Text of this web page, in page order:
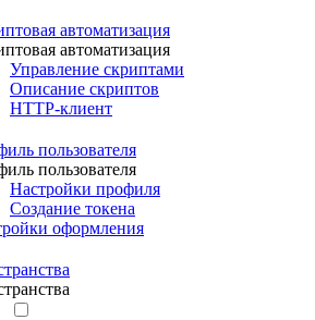
автоматизация
автоматизация
Управление скриптами
Описание скриптов
HTTP-клиент
пользователя
пользователя
Настройки профиля
Создание токена
оформления